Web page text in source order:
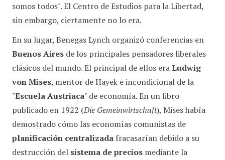
somos todos". El Centro de Estudios para la Libertad,
sin embargo, ciertamente no lo era.
En su lugar, Benegas Lynch organizó conferencias en
Buenos Aires de los principales pensadores liberales
clásicos del mundo. El principal de ellos eraLudwig
von Mises, mentor de Hayek e incondicional de la
"Escuela Austriaca" de economía. En un libro
publicado en 1922 (Die Gemeinwirtschaft), Mises había
demostrado cómo las economías comunistas de
planificación centralizada fracasarían debido a su
destrucción del sistema de precios mediante la